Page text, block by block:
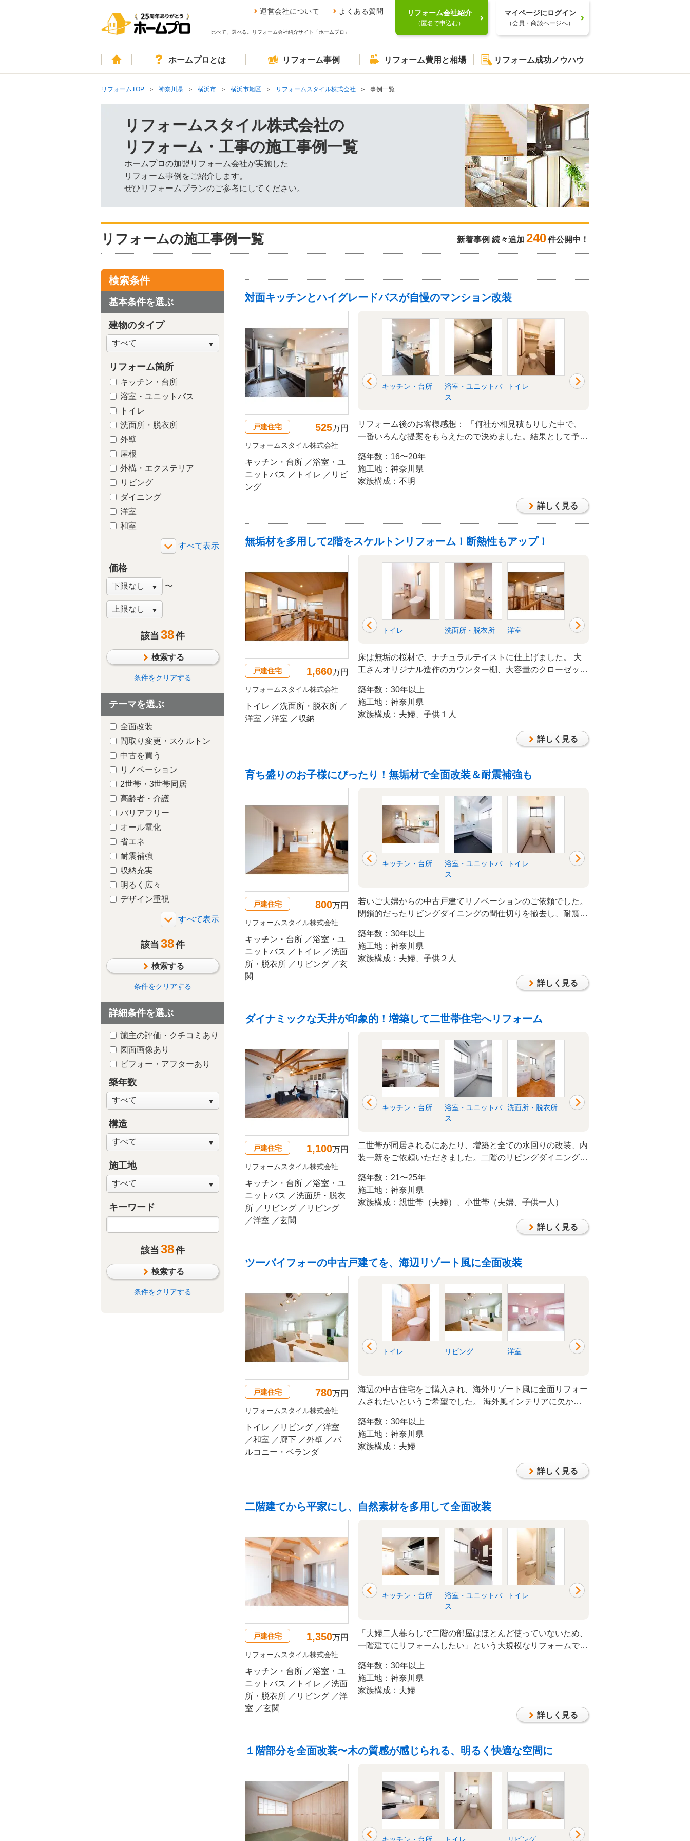
運営会社について よくある質問
比べて、選べる。リフォーム会社紹介サイト「ホームプロ」
リフォーム会社紹介
（匿名で申込む）
マイページにログイン
（会員・商談ページへ）
ホームホームプロとは リフォーム事例 リフォーム費用と相場 リフォーム成功ノウハウ
リフォームTOP 神奈川県 横浜市 横浜市旭区 リフォームスタイル株式会社 事例一覧
リフォームスタイル株式会社の
リフォーム・工事の施工事例一覧
ホームプロの加盟リフォーム会社が実施した
リフォーム事例をご紹介します。
ぜひリフォームプランのご参考にしてください。
リフォームの施工事例一覧 新着事例 続々追加 240件公開中！
検索条件
基本条件を選ぶ
建物のタイプ
リフォーム箇所
キッチン・台所
浴室・ユニットバス
トイレ
洗面所・脱衣所
外壁
屋根
外構・エクステリア
リビング
ダイニング
洋室
和室
バルコニー・ベランダ
庭・ガーデニング
階段
窓・サッシ
その他
価格
〜
該当 38件
検索する
条件をクリアする
テーマを選ぶ
全面改装
間取り変更・スケルトン
中古を買う
リノベーション
2世帯・3世帯同居
高齢者・介護
バリアフリー
オール電化
省エネ
耐震補強
収納充実
明るく広々
デザイン重視
増築・減築
断熱・気密
太陽光発電/太陽熱利用
シックハウス対策
防水・雨漏り対策
防犯対策
趣味や嗜好を中心に
該当 38件
検索する
条件をクリアする
詳細条件を選ぶ
施主の評価・クチコミあり
図面画像あり
ビフォー・アフターあり
築年数
構造
施工地
キーワード
該当 38件
検索する
条件をクリアする
対面キッチンとハイグレードバスが自慢のマンション改装
戸建住宅 525万円
リフォームスタイル株式会社
キッチン・台所 ／浴室・ユ
ニットバス ／トイレ ／リビ
ング
浴室・ユニットバ
トイレ リビング キッチン・台所
浴室・ユニットバ
ス
トイレ リビング
リフォーム後のお客様感想： 「何社か相見積もりした中で、
一番いろんな提案をもらえたので決めました。結果として予算
きました。」
築年数：16〜20年
施工地：神奈川県
家族構成：不明
詳しく見る
無垢材を多用して2階をスケルトンリフォーム！断熱性もアップ！
戸建住宅 1,660万円
リフォームスタイル株式会社
トイレ ／洗面所・脱衣所 ／
洋室 ／洋室 ／収納
洋室 収納 トイレ 洗面所・脱衣所 洋室 洋室
床は無垢の桜材で、ナチュラルテイストに仕上げました。 大
工さんオリジナル造作のカウンター棚、大容量のクローゼット
築年数：30年以上
施工地：神奈川県
家族構成：夫婦、子供１人
詳しく見る
育ち盛りのお子様にぴったり！無垢材で全面改装＆耐震補強も
戸建住宅 800万円
リフォームスタイル株式会社
キッチン・台所 ／浴室・ユ
ニットバス ／トイレ ／洗面
所・脱衣所 ／リビング ／玄
関
リビング 玄関 キッチン・台所
浴室・ユニットバ
ス
トイレ 洗面所・脱衣所
若いご夫婦からの中古戸建てリノベーションのご依頼でした。
閉鎖的だったリビングダイニングの間仕切りを撤去し、耐震補
の可愛らしいお子様二人が室内でも伸び伸び遊べるよう、内装
は無垢材を多用しました。
築年数：30年以上
施工地：神奈川県
家族構成：夫婦、子供２人
詳しく見る
ダイナミックな天井が印象的！増築して二世帯住宅へリフォーム
戸建住宅 1,100万円
リフォームスタイル株式会社
キッチン・台所 ／浴室・ユ
ニットバス ／洗面所・脱衣
所 ／リビング ／リビング
／洋室 ／玄関
リビング 洋室 玄関 キッチン・台所
浴室・ユニットバ
ス
洗面所・脱衣所 リビング
二世帯が同居されるにあたり、増築と全ての水回りの改装、内
装一新をご依頼いただきました。二階のリビングダイニングの
た。 リフォーム後のお客様ご感想：「二世帯住宅として十分
な広さになり、快適な新生活です。また、リビングの天井を高
くしたことで開放的になったのは驚きました。リフォームのパ
築年数：21〜25年
施工地：神奈川県
家族構成：親世帯（夫婦）、小世帯（夫婦、子供一人）
詳しく見る
ツーバイフォーの中古戸建てを、海辺リゾート風に全面改装
戸建住宅 780万円
リフォームスタイル株式会社
トイレ ／リビング ／洋室
／和室 ／廊下 ／外壁 ／バ
ルコニー・ベランダ
バルコニー・ベラ
ンダ
トイレ リビング 洋室 和室
海辺の中古住宅をご購入され、海外リゾート風に全面リフォー
ムされたいというご希望でした。 海外風インテリアに欠かせ
コーディネートし、お部屋のインテリアに遊び心とアクセント
をプラスしていました。
築年数：30年以上
施工地：神奈川県
家族構成：夫婦
詳しく見る
二階建てから平家にし、自然素材を多用して全面改装
戸建住宅 1,350万円
リフォームスタイル株式会社
キッチン・台所 ／浴室・ユ
ニットバス ／トイレ ／洗面
所・脱衣所 ／リビング ／洋
室 ／玄関
洋室 玄関 キッチン・台所
浴室・ユニットバ
ス
トイレ 洗面所・脱衣所
「夫婦二人暮らしで二階の部屋はほとんど使っていないため、
一階建てにリフォームしたい」という大規模なリフォームでし
し、広々と開放的になりました。床はナラの無垢フローリング
で、木の温もりが溢れる内装です。 間取りも大幅に変わり、
お客様にはリフォームの力を実感して頂けました。
築年数：30年以上
施工地：神奈川県
家族構成：夫婦
詳しく見る
１階部分を全面改装〜木の質感が感じられる、明るく快適な空間に